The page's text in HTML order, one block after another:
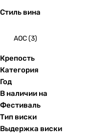
Стиль вина
AOC(3)
Крепость
Категория
Год
В наличии на
Фестиваль
Тип виски
Выдержка виски